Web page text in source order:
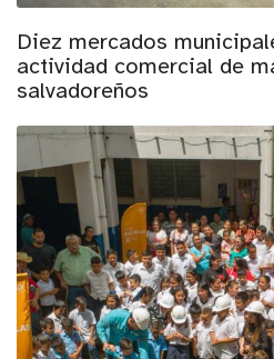
Diez mercados
actividad comercial de
salvadoreños